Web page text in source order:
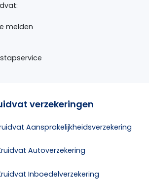
melden
verzekeringen
Aansprakelijkheidsverzekering
Autoverzekering
Inboedelverzekering